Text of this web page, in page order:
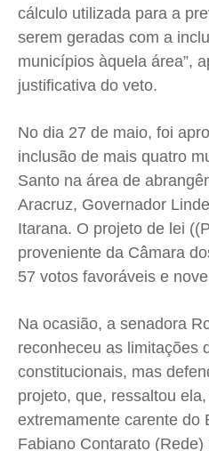
cálculo utilizada para a
serem geradas com a
municípios àquela área”,
justificativa do veto.
No dia 27 de maio, foi
inclusão de mais quatro
Santo na área de
Aracruz, Governador
Itarana. O projeto de lei
proveniente da Câmara
57 votos favoráveis e
Na ocasião, a senadora
reconheceu as limitações
constitucionais, mas
projeto, que, ressaltou
extremamente carente do
Fabiano Contarato